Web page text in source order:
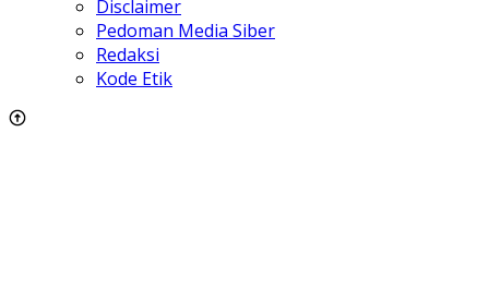
Disclaimer
Pedoman Media Siber
Redaksi
Kode Etik